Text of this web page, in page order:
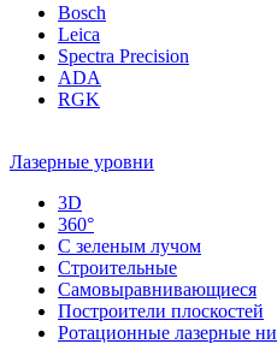
Bosch
Leica
Spectra Precision
ADA
RGK
Лазерные уровни
3D
360°
С зеленым лучом
Строительные
Самовыравнивающиеся
Построители плоскостей
Ротационные лазерные